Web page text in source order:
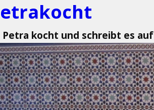
Petra kocht und schreibt es auf